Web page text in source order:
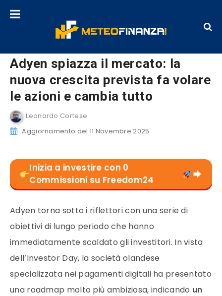
Adyen spiazza il mercato: la
nuova crescita prevista fa volare
le azioni e cambia tutto
Leonardo Cortese
Aggiornamento del 11 Novembre 2025
Inizia a investire con 0
Commissioni su Freedom24
Adyen torna sotto i riflettori con una serie di
obiettivi di lungo periodo che hanno
immediatamente scaldato gli investitori. In vista
dell’Investor Day, la società olandese
specializzata nei pagamenti digitali ha presentato
una roadmap molto più ambiziosa, indicando un